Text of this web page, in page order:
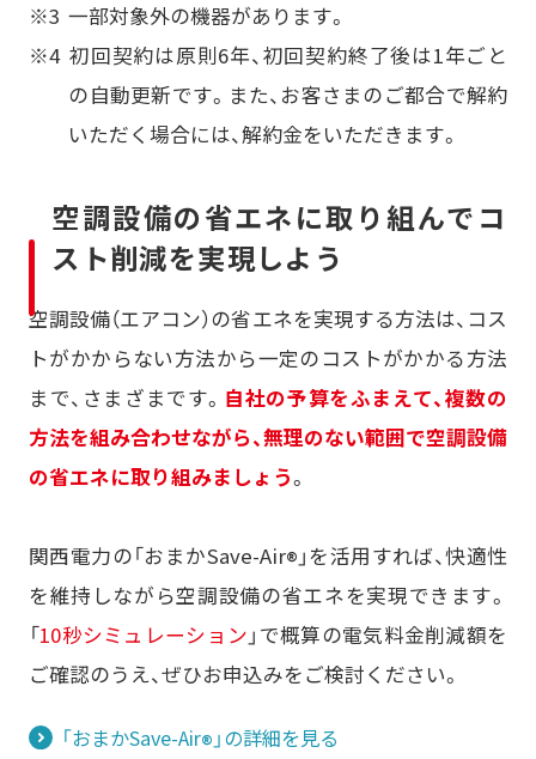
一部対象外の機器があります。
初回契約は原則6年、初回契約終了後は1年ごと
の自動更新です。また、お客さまのご都合で解約
いただく場合には、解約金をいただきます。
空調設備の省エネに取り組んでコ
スト削減を実現しよう
空調設備（エアコン）の省エネを実現する方法は、コス
トがかからない方法から一定のコストがかかる方法
まで、さまざまです。 自社の予算をふまえて、複数の
方法を組み合わせながら、無理のない範囲で空調設備
の省エネに取り組みましょう。
関西電力の「おまかSave-Air® 」を活用すれば、快適性
を維持しながら空調設備の省エネを実現できます。
「10秒シミュレーション 」で概算の電気料金削減額を
ご確認のうえ、ぜひお申込みをご検討ください。
「おまかSave-Air®」の詳細を見る